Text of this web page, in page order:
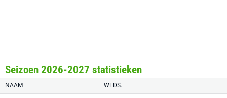
Seizoen 2026-2027 statistieken
NAAM WEDS.